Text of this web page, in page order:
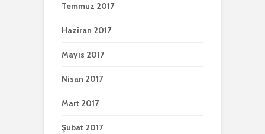
Temmuz 2017
Haziran 2017
Mayıs 2017
Nisan 2017
Mart 2017
Şubat 2017